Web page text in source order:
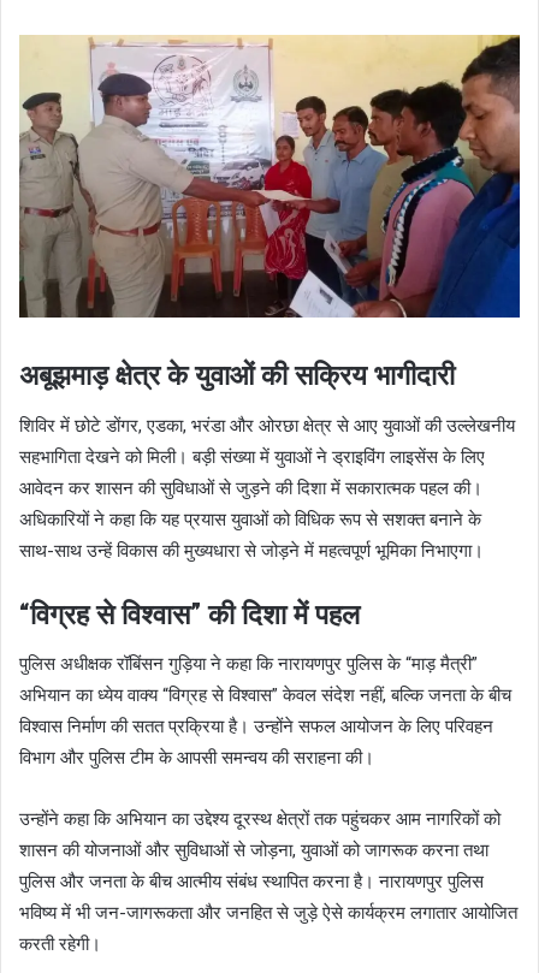
अबूझमाड़ क्षेत्र के युवाओं की सक्रिय भागीदारी
शिविर में छोटे डोंगर, एडका, भरंडा और ओरछा क्षेत्र से आए युवाओं की उल्लेखनीय
सहभागिता देखने को मिली। बड़ी संख्या में युवाओं ने ड्राइविंग लाइसेंस के लिए
आवेदन कर शासन की सुविधाओं से जुड़ने की दिशा में सकारात्मक पहल की।
अधिकारियों ने कहा कि यह प्रयास युवाओं को विधिक रूप से सशक्त बनाने के
साथ-साथ उन्हें विकास की मुख्यधारा से जोड़ने में महत्वपूर्ण भूमिका निभाएगा।
“विग्रह से विश्वास” की दिशा में पहल
पुलिस अधीक्षक रॉबिंसन गुड़िया ने कहा कि नारायणपुर पुलिस के “माड़ मैत्री”
अभियान का ध्येय वाक्य “विग्रह से विश्वास” केवल संदेश नहीं, बल्कि जनता के बीच
विश्वास निर्माण की सतत प्रक्रिया है। उन्होंने सफल आयोजन के लिए परिवहन
विभाग और पुलिस टीम के आपसी समन्वय की सराहना की।
उन्होंने कहा कि अभियान का उद्देश्य दूरस्थ क्षेत्रों तक पहुंचकर आम नागरिकों को
शासन की योजनाओं और सुविधाओं से जोड़ना, युवाओं को जागरूक करना तथा
पुलिस और जनता के बीच आत्मीय संबंध स्थापित करना है। नारायणपुर पुलिस
भविष्य में भी जन-जागरूकता और जनहित से जुड़े ऐसे कार्यक्रम लगातार आयोजित
करती रहेगी।